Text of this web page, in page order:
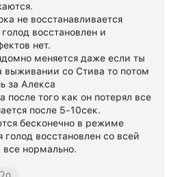
не восстанавливается
восстановлен и
нет.
меняется даже если ты
выживании со Стива то потом
за Алекса
после того как он потерял все
после 5-10сек.
бесконечно в режиме
голод восстановлен со всей
все нормально.